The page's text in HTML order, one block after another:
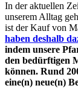
In der aktuellen
unserem Alltag
ist der Kauf von
haben deshalb
indem unsere
den bedürftigen
können. Rund
eine(n) neue(n)